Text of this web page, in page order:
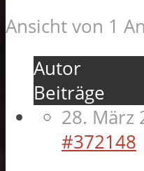
Ansicht von 1
Autor
Beiträge
28. März
#372148